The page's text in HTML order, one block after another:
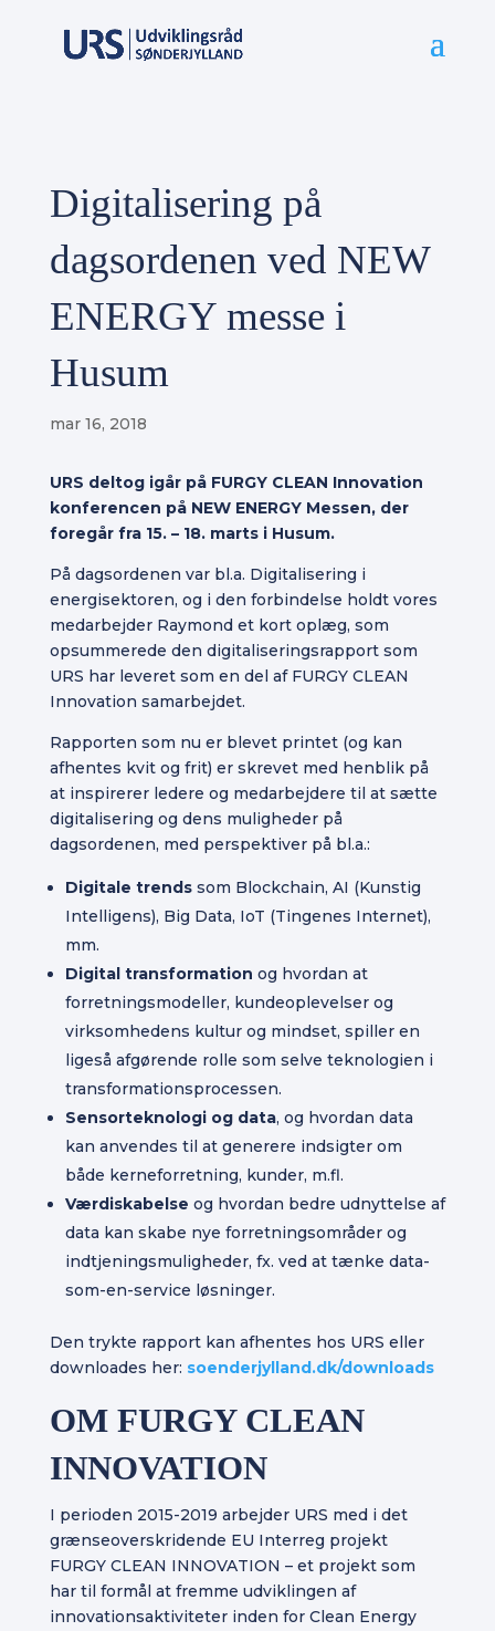
Digitalisering på
dagsordenen ved NEW
ENERGY messe i
Husum
mar 16, 2018
URS deltog igår på FURGY CLEAN Innovation
konferencen på NEW ENERGY Messen, der
foregår fra 15. – 18. marts i Husum.
På dagsordenen var bl.a. Digitalisering i
energisektoren, og i den forbindelse holdt vores
medarbejder Raymond et kort oplæg, som
opsummerede den digitaliseringsrapport som
URS har leveret som en del af FURGY CLEAN
Innovation samarbejdet.
Rapporten som nu er blevet printet (og kan
afhentes kvit og frit) er skrevet med henblik på
at inspirerer ledere og medarbejdere til at sætte
digitalisering og dens muligheder på
dagsordenen, med perspektiver på bl.a.:
Digitale trendssom Blockchain, AI (Kunstig
Intelligens), Big Data, IoT (Tingenes Internet),
mm.
Digital transformation og hvordan at
forretningsmodeller, kundeoplevelser og
virksomhedens kultur og mindset, spiller en
ligeså afgørende rolle som selve teknologien i
transformationsprocessen.
Sensorteknologi og data, og hvordan data
kan anvendes til at generere indsigter om
både kerneforretning, kunder, m.fl.
Værdiskabelse og hvordan bedre udnyttelse af
data kan skabe nye forretningsområder og
indtjeningsmuligheder, fx. ved at tænke data-
som-en-service løsninger.
Den trykte rapport kan afhentes hos URS eller
downloades her: soenderjylland.dk/downloads
OM FURGY CLEAN
INNOVATION
I perioden 2015-2019 arbejder URS med i det
grænseoverskridende EU Interreg projekt
FURGY CLEAN INNOVATION – et projekt som
har til formål at fremme udviklingen af
innovationsaktiviteter inden for Clean Energy